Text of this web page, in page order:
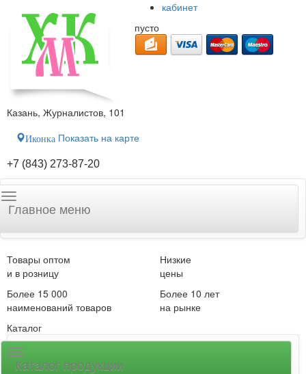
кабинет
пусто
Казань, Журналистов, 101
Иконка Показать на карте
+7 (843) 273-87-20
Главное меню
Товары оптом
и в розницу
Низкие
цены
Более 15 000
наименований товаров
Более 10 лет
на рынке
Каталог
Каталог продукции